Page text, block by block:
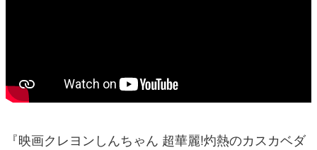
『映画クレヨンしんちゃん 超華麗!灼熱のカスカベダ